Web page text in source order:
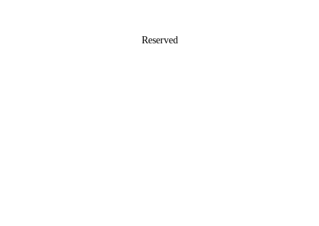
Reserved